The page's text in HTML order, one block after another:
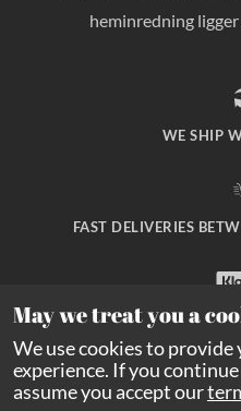
heminredning
WE SHIP
FAST DELIVERIES
SAFE PAYMENT
May we treat you a
We use cookies to
experience. If you
assume you accept our